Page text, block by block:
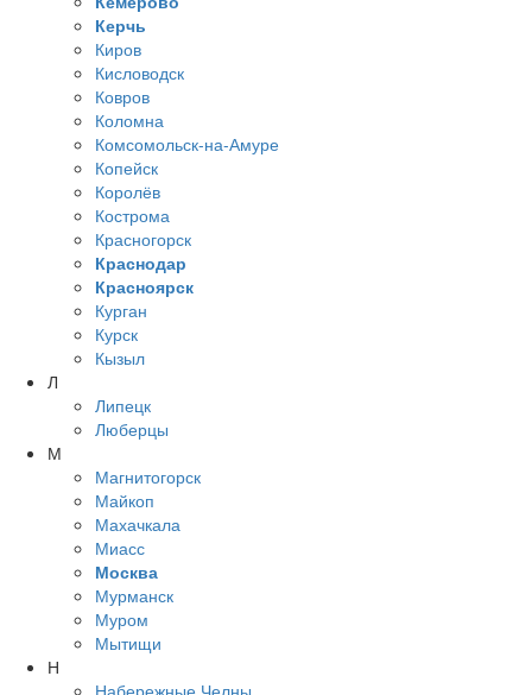
Керчь
Киров
Кисловодск
Ковров
Коломна
Комсомольск-на-Амуре
Копейск
Королёв
Кострома
Красногорск
Краснодар
Красноярск
Курган
Курск
Кызыл
Л
Липецк
Люберцы
М
Магнитогорск
Майкоп
Махачкала
Миасс
Москва
Мурманск
Муром
Мытищи
Н